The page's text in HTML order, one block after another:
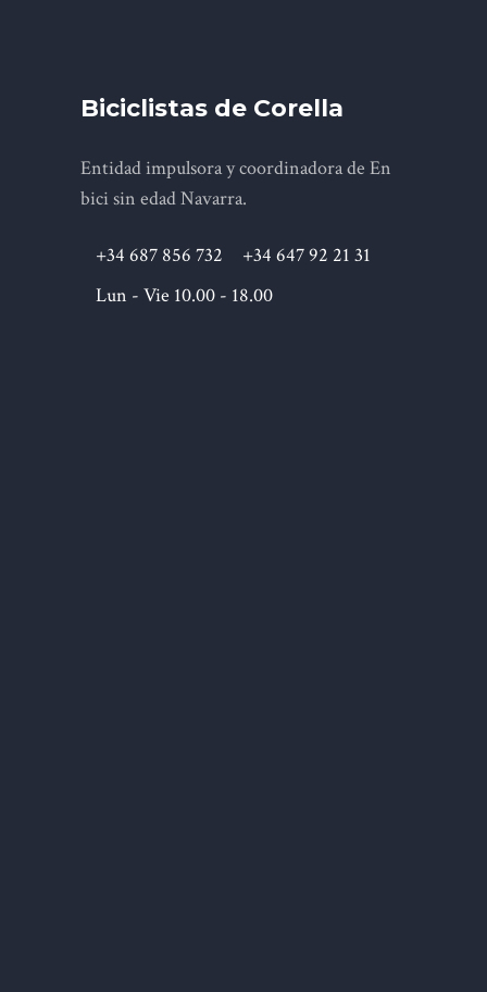
Biciclistas de Corella
Entidad impulsora y coordinadora de En
bici sin edad Navarra.
+34 687 856 732
+34 647 92 21 31
Lun - Vie 10.00 - 18.00